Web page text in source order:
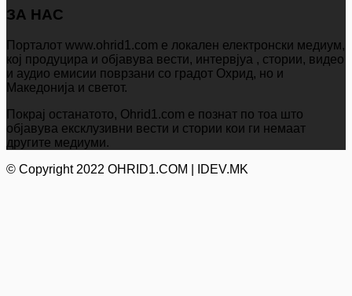
ЗА НАС
Порталот www.ohrid1.com е локален електронски медиум,
кој продуцира и објавува вести, интервјуа , стории, видео
и аудио емисии поврзани со градот Охрид, но и
Македонија и светот.
Покрај останатото, Ohrid1.com е познат по тоа што
објавува ексклузивни вести и стории кои ги немаат
другите медиуми.
© Copyright 2022 OHRID1.COM | IDEV.MK